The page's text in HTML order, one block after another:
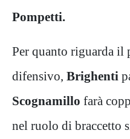
Pompetti.
Per quanto riguarda il
difensivo, Brighenti
Scognamillo farà
nel ruolo di braccetto